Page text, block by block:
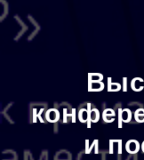
и